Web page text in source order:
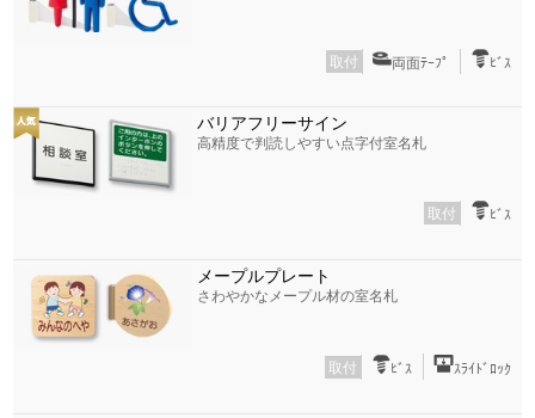
取付 両面ﾃｰﾌﾟ ﾋﾞｽ
バリアフリーサイン
高精度で判読しやすい点字付室名札
取付 ﾋﾞｽ
メープルプレート
さわやかなメープル材の室名札
取付 ﾋﾞｽ ｽﾗｲﾄﾞﾛｯｸ